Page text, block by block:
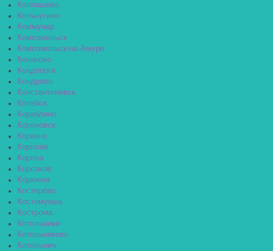
Колпашево
Кольчугино
Коммунар
Комсомольск
Комсомольск-на-Амуре
Конаково
Кондопога
Кондрово
Константиновск
Копейск
Кораблино
Кореновск
Коркино
Королёв
Короча
Корсаков
Коряжма
Костерёво
Костомукша
Кострома
Котельники
Котельниково
Котельнич